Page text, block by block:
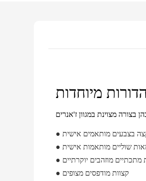
מיוחדות
בצבעים מותאמים אישית
שוליים מותאמות אישית
מתכתיים מוזהבים יוקרתיים
● קצוות מודפסים מצופים